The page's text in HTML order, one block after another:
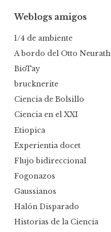
Weblogs amigos
1/4 de ambiente
A bordo del Otto Neurath
BioTay
brucknerite
Ciencia de Bolsillo
Ciencia en el XXI
Etiopica
Experientia docet
Flujo bidireccional
Fogonazos
Gaussianos
Halón Disparado
Historias de la Ciencia